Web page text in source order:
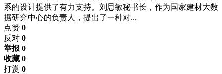
系的设计提供了有力支持。刘思敏秘书长，作为国家建材大数
据研究中心的负责人，提出了一种对...
点赞 0
反对 0
举报 0
收藏 0
打赏 0